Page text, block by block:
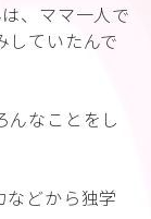
、ママ一人で
していたんで
んなことをし
などから独学